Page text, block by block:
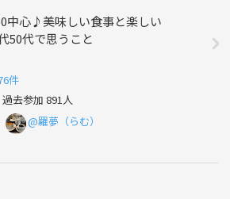
中心♪美味しい食事と楽しい
50代で思うこと
件
過去参加 891人
@羅夢（らむ）